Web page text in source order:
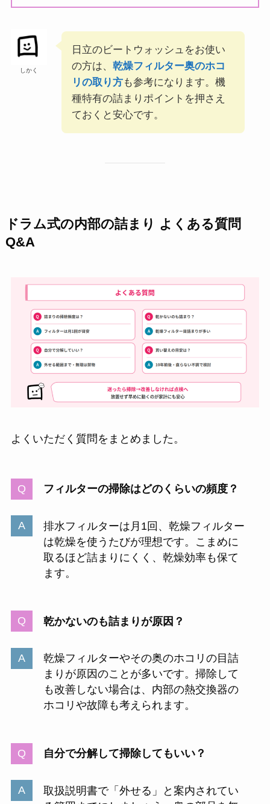
しかく
日立のビートウォッシュをお使い
の方は、 乾燥フィルター奥のホコ
リの取り方も参考になります。機
種特有の詰まりポイントを押さえ
ておくと安心です。
ドラム式の内部の詰まり よくある質問
Q&A
よくいただく質問をまとめました。
フィルターの掃除はどのくらいの頻度？
排水フィルターは月1回、乾燥フィルター
は乾燥を使うたびが理想です。こまめに
取るほど詰まりにくく、乾燥効率も保て
ます。
乾かないのも詰まりが原因？
乾燥フィルターやその奥のホコリの目詰
まりが原因のことが多いです。掃除して
も改善しない場合は、内部の熱交換器の
ホコリや故障も考えられます。
自分で分解して掃除してもいい？
取扱説明書で「外せる」と案内されてい